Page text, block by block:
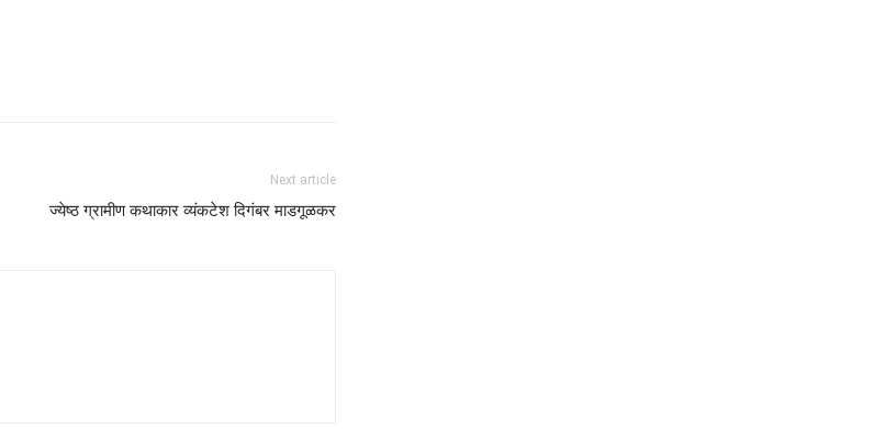
Next article
ज्येष्ठ ग्रामीण कथाकार व्यंकटेश दिगंबर माडगूळकर